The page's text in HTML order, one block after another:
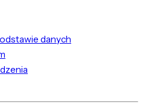
danych